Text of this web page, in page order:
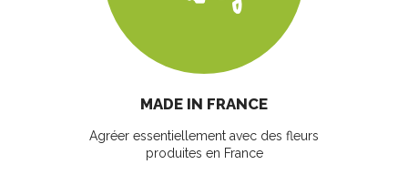
MADE IN FRANCE
Agréer essentiellement avec des fleurs
produites en France